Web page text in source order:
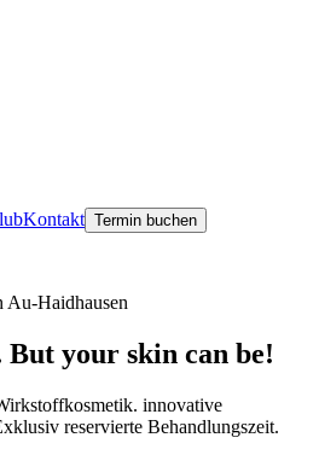
Kontakt Termin buchen
Au-Haidhausen
your skin can be!
innovative
reservierte Behandlungszeit.